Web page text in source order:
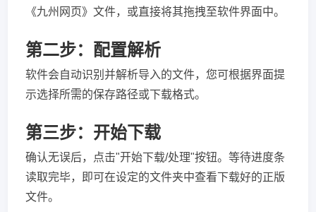
《九州网页》文件，或直接将其拖拽至软件界面中。
第二步：配置解析
软件会自动识别并解析导入的文件，您可根据界面提
示选择所需的保存路径或下载格式。
第三步：开始下载
确认无误后，点击"开始下载/处理"按钮。等待进度条
读取完毕，即可在设定的文件夹中查看下载好的正版
文件。